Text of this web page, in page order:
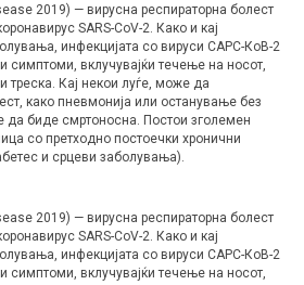
2019) — вирусна респираторна болест
SARS-CoV-2. Како и кај
инфекцијата со вируси САРС-КоВ-2
симптоми, вклучувајќи течење на носот,
треска. Кај некои луѓе, може да
како пневмонија или останување без
да биде смртоносна. Постои зголемен
со претходно постоечки хронични
и срцеви заболувања).
2019) — вирусна респираторна болест
SARS-CoV-2. Како и кај
инфекцијата со вируси САРС-КоВ-2
симптоми, вклучувајќи течење на носот,